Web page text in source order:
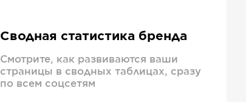
Сводная статистика бренда
Смотрите, как развиваются ваши
страницы в сводных таблицах, сразу
по всем соцсетям